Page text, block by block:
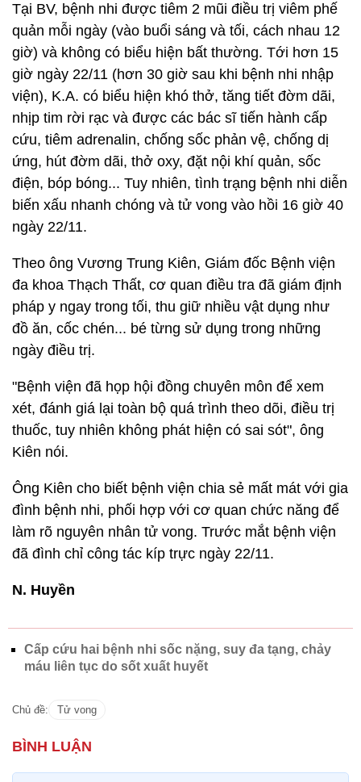
Tại BV, bệnh nhi được tiêm 2 mũi điều trị viêm phế
quản mỗi ngày (vào buổi sáng và tối, cách nhau 12
giờ) và không có biểu hiện bất thường. Tới hơn 15
giờ ngày 22/11 (hơn 30 giờ sau khi bệnh nhi nhập
viện), K.A. có biểu hiện khó thở, tăng tiết đờm dãi,
nhịp tim rời rạc và được các bác sĩ tiến hành cấp
cứu, tiêm adrenalin, chống sốc phản vệ, chống dị
ứng, hút đờm dãi, thở oxy, đặt nội khí quản, sốc
điện, bóp bóng... Tuy nhiên, tình trạng bệnh nhi diễn
biến xấu nhanh chóng và tử vong vào hồi 16 giờ 40
ngày 22/11.
Theo ông Vương Trung Kiên, Giám đốc Bệnh viện
đa khoa Thạch Thất, cơ quan điều tra đã giám định
pháp y ngay trong tối, thu giữ nhiều vật dụng như
đồ ăn, cốc chén... bé từng sử dụng trong những
ngày điều trị.
"Bệnh viện đã họp hội đồng chuyên môn để xem
xét, đánh giá lại toàn bộ quá trình theo dõi, điều trị
thuốc, tuy nhiên không phát hiện có sai sót", ông
Kiên nói.
Ông Kiên cho biết bệnh viện chia sẻ mất mát với gia
đình bệnh nhi, phối hợp với cơ quan chức năng để
làm rõ nguyên nhân tử vong. Trước mắt bệnh viện
đã đình chỉ công tác kíp trực ngày 22/11.
N. Huyền
Cấp cứu hai bệnh nhi sốc nặng, suy đa tạng, chảy
máu liên tục do sốt xuất huyết
Chủ đề: Tử vong